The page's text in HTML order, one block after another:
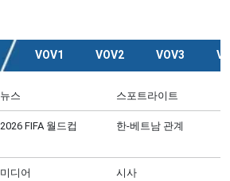
VOV1 VOV2 VOV3
뉴스 스포트라이트
2026 FIFA 월드컵 한-베트남 관계
미디어 시사